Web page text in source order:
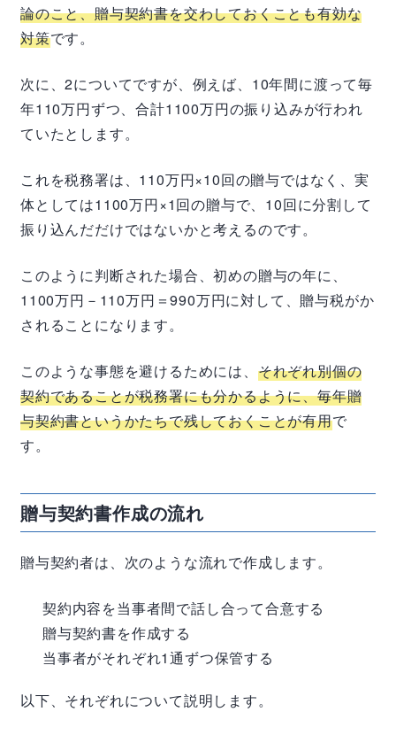
論のこと、贈与契約書を交わしておくことも有効な
対策です。
次に、2についてですが、例えば、10年間に渡って毎
年110万円ずつ、合計1100万円の振り込みが行われ
ていたとします。
これを税務署は、110万円×10回の贈与ではなく、実
体としては1100万円×1回の贈与で、10回に分割して
振り込んだだけではないかと考えるのです。
このように判断された場合、初めの贈与の年に、
1100万円－110万円＝990万円に対して、贈与税がか
されることになります。
このような事態を避けるためには、 それぞれ別個の
契約であることが税務署にも分かるように、毎年贈
与契約書というかたちで残しておくことが有用で
す。
贈与契約書作成の流れ
贈与契約者は、次のような流れで作成します。
契約内容を当事者間で話し合って合意する
贈与契約書を作成する
当事者がそれぞれ1通ずつ保管する
以下、それぞれについて説明します。